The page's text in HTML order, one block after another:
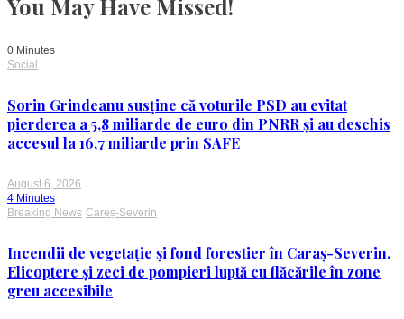
You May Have Missed!
0 Minutes
Social
Sorin Grindeanu susține că voturile PSD au evitat
pierderea a 5,8 miliarde de euro din PNRR și au deschis
accesul la 16,7 miliarde prin SAFE
August 6, 2026
4 Minutes
Breaking News Careș-Severin
Incendii de vegetație și fond forestier în Caraș-Severin.
Elicoptere și zeci de pompieri luptă cu flăcările în zone
greu accesibile